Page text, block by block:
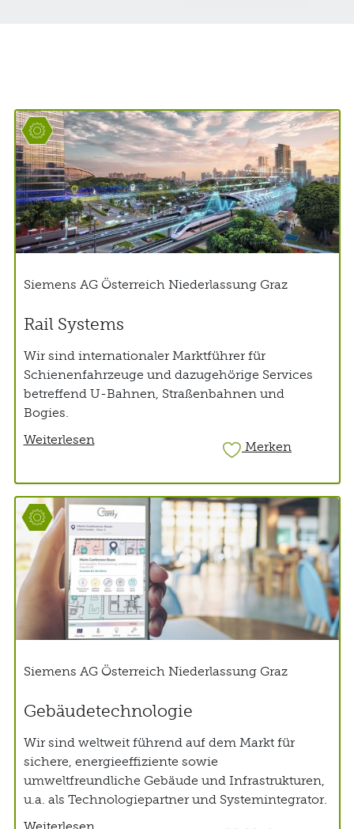
Siemens AG Österreich Niederlassung Graz
Rail Systems
Wir sind internationaler Marktführer für
Schienenfahrzeuge und dazugehörige Services
betreffend U-Bahnen, Straßenbahnen und
Bogies.
Weiterlesen
Merken
Siemens AG Österreich Niederlassung Graz
Gebäudetechnologie
Wir sind weltweit führend auf dem Markt für
sichere, energieeffiziente sowie
umweltfreundliche Gebäude und Infrastrukturen,
u.a. als Technologiepartner und Systemintegrator.
Weiterlesen